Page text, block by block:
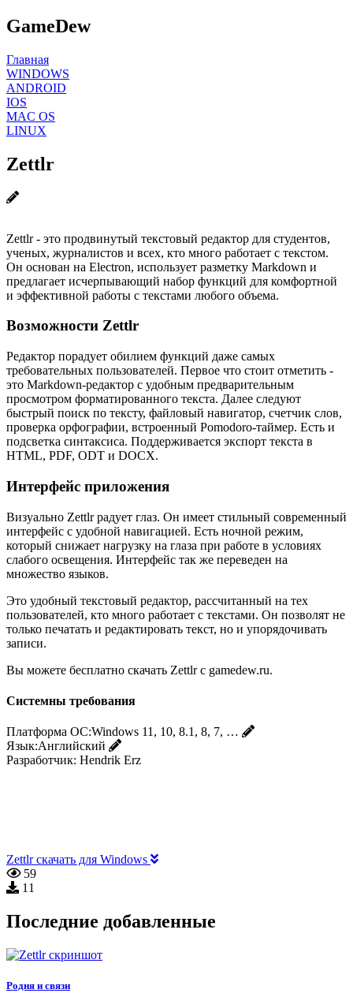
GameDew
Главная
WINDOWS
ANDROID
IOS
MAC OS
LINUX
Zettlr
Zettlr - это продвинутый текстовый редактор для студентов,
ученых, журналистов и всех, кто много работает с текстом.
Он основан на Electron, использует разметку Markdown и
предлагает исчерпывающий набор функций для комфортной
и эффективной работы с текстами любого объема.
Возможности Zettlr
Редактор порадует обилием функций даже самых
требовательных пользователей. Первое что стоит отметить -
это Markdown-редактор с удобным предварительным
просмотром форматированного текста. Далее следуют
быстрый поиск по тексту, файловый навигатор, счетчик слов,
проверка орфографии, встроенный Pomodoro-таймер. Есть и
подсветка синтаксиса. Поддерживается экспорт текста в
HTML, PDF, ODT и DOCX.
Интерфейс приложения
Визуально Zettlr радует глаз. Он имеет стильный современный
интерфейс с удобной навигацией. Есть ночной режим,
который снижает нагрузку на глаза при работе в условиях
слабого освещения. Интерфейс так же переведен на
множество языков.
Это удобный текстовый редактор, рассчитанный на тех
пользователей, кто много работает с текстами. Он позволят не
только печатать и редактировать текст, но и упорядочивать
записи.
Вы можете бесплатно скачать Zettlr с gamedew.ru.
Системны требования
Платформа ОС:Windows 11, 10, 8.1, 8, 7, …
Язык:Английский
Разработчик: Hendrik Erz
Zettlr скачать для Windows
59
11
Последние добавленные
Родня и связи